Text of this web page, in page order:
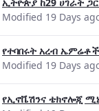
Modified 19 Days
የተባበሩት አረብ
Modified 19 Days
የኢኖቬሽንና ቴክኖሎጂ